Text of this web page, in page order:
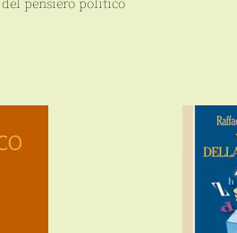
pensiero politico